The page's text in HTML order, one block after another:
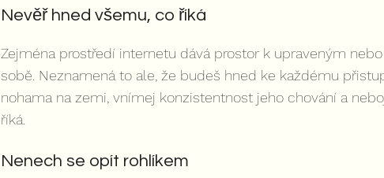
Nevěř hned všemu, co říká
Zejména prostředí internetu dává prostor k upraveným
sobě. Neznamená to ale, že budeš hned ke každému
nohama na zemi, vnímej konzistentnost jeho chování a
říká.
Nenech se opít rohlíkem